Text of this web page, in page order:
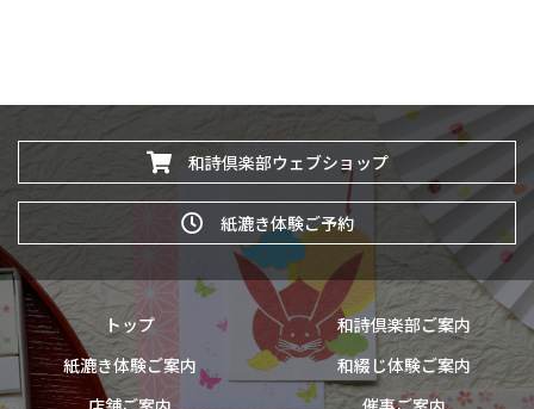
和詩倶楽部ウェブショップ
紙漉き体験ご予約
トップ
和詩倶楽部ご案内
紙漉き体験ご案内
和綴じ体験ご案内